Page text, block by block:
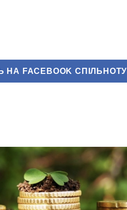
НА FACEBOOK СПІЛЬНОТУ